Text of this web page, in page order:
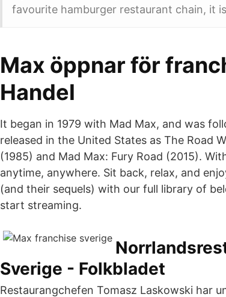
favourite hamburger restaurant chain, it
Max öppnar för
Handel
It began in 1979 with Mad Max, and was
released in the United States as The Road
(1985) and Mad Max: Fury Road (2015).
anytime, anywhere. Sit back, relax, and
(and their sequels) with our full library of
start streaming.
Sverige - Folkbladet
Restaurangchefen Tomasz Laskowski har